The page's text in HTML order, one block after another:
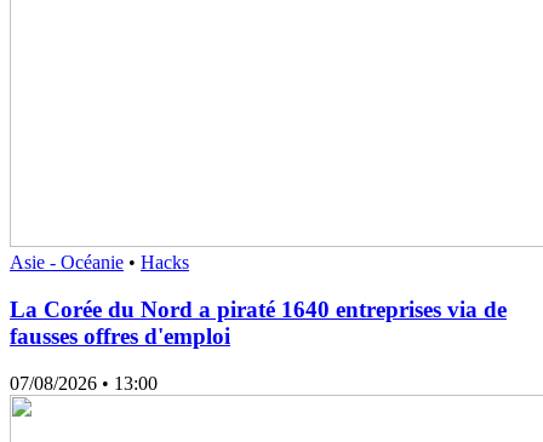
Asie - Océanie • Hacks
La Corée du Nord a piraté 1640 entreprises via de
fausses offres d'emploi
07/08/2026 • 13:00